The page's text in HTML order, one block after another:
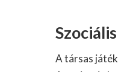
A társas